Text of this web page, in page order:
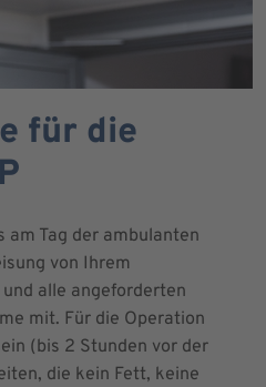
für die
am Tag der ambulanten
von Ihrem
alle angeforderten
mit. Für die Operation
(bis 2 Stunden vor der
die kein Fett, keine